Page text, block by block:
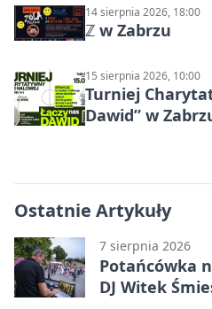
14 sierpnia 2026, 18:00
ℤ w Zabrzu
15 sierpnia 2026, 10:00
Turniej
Dawid” w
Ostatnie Artykuły
7 sierpnia 2026
Potańcówka
DJ Witek